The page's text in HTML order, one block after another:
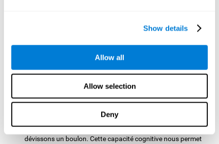
Show details
Allow all
Allow selection
Deny
la route, une connaissance dans la foule, ou un texte
nous devrons diriger rapidement et précisément la souris
vers chacun des stimuli cibles. En pratiquant ce jeu
notre coordination oculo-motrice. L'amélioration de cette
capacité cognitive est utile pour optimiser notre dextérité
dans les activités où nous utilisons nos mains. Par exemple,
lorsque nous écrivons, conduisons, faisons du sport ou
même lorsque nous ouvrons une boîte de conserve, ou
dévissons un boulon. Cette capacité cognitive nous permet